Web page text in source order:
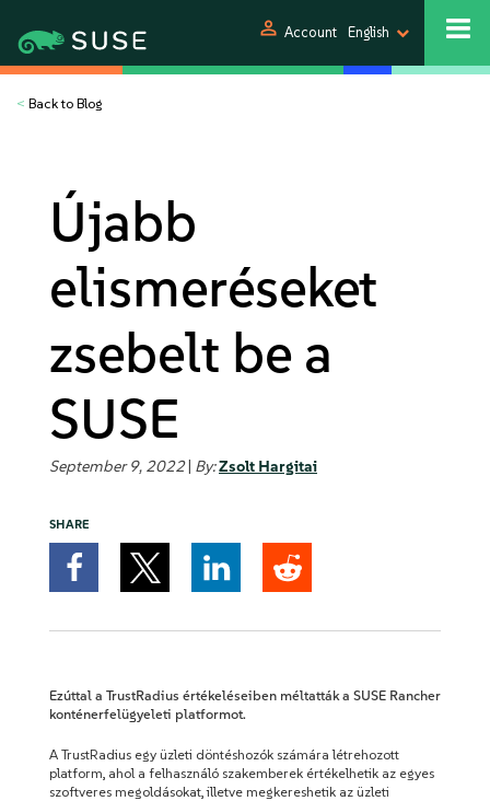
person Account English
< Back to Blog
Újabb
elismeréseket
zsebelt be a
SUSE
September 9, 2022| By:Zsolt Hargitai
SHARE
Ezúttal a TrustRadius értékeléseiben méltatták a SUSE Rancher
konténerfelügyeleti platformot.
A TrustRadius egy üzleti döntéshozók számára létrehozott
platform, ahol a felhasználó szakemberek értékelhetik az egyes
szoftveres megoldásokat, illetve megkereshetik az üzleti